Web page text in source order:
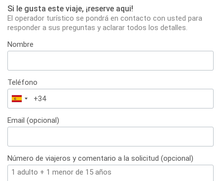
Si le gusta este viaje, ¡reserve aqui!
El operador turístico se pondrá en contacto con usted para
responder a sus preguntas y aclarar todos los detalles.
Nombre
Teléfono
España
+34
Email (opcional)
Número de viajeros y comentario a la solicitud (opcional)